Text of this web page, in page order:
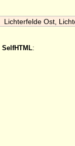
Lichterfelde Ost,
SelfHTML: